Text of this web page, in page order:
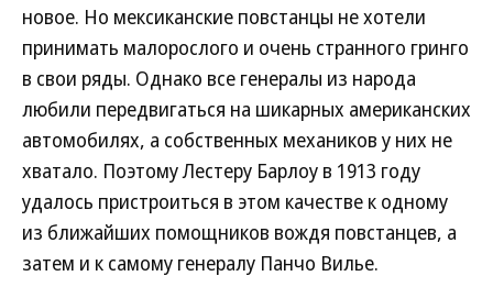
новое. Но мексиканские повстанцы не хотели
принимать малорослого и очень странного гринго
в свои ряды. Однако все генералы из народа
любили передвигаться на шикарных американских
автомобилях, а собственных механиков у них не
хватало. Поэтому Лестеру Барлоу в 1913 году
удалось пристроиться в этом качестве к одному
из ближайших помощников вождя повстанцев, а
затем и к самому генералу Панчо Вилье.